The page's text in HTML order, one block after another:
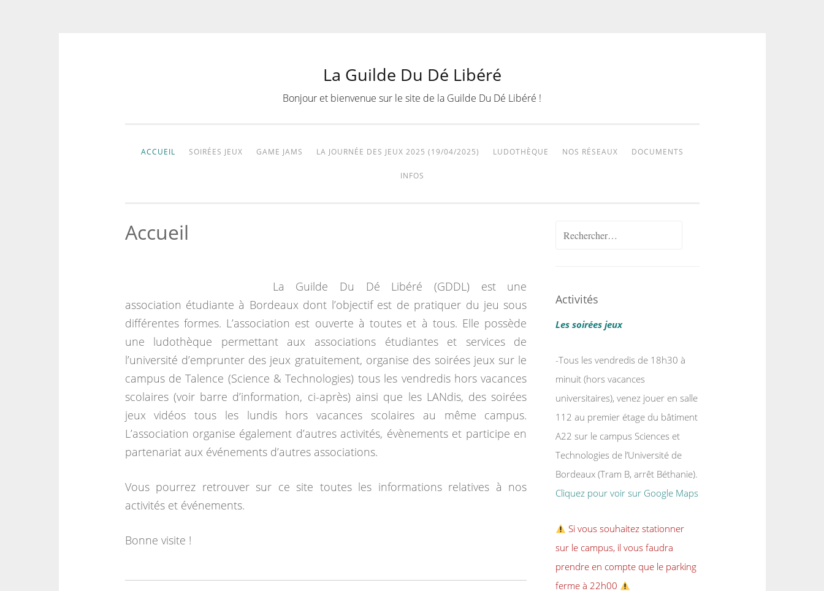
La Guilde Du Dé Libéré
Bonjour et bienvenue sur le site de la Guilde Du Dé Libéré !
ACCUEIL SOIRÉES JEUX GAME JAMS LA JOURNÉE DES JEUX 2025 (19/04/2025) LUDOTHÈQUE NOS RÉSEAUX DOCUMENTS
INFOS
Accueil
La Guilde Du Dé Libéré (GDDL) est une
association étudiante à Bordeaux dont l’objectif est de pratiquer du jeu sous
différentes formes. L’association est ouverte à toutes et à tous. Elle possède
une ludothèque permettant aux associations étudiantes et services de
l’université d’emprunter des jeux gratuitement, organise des soirées jeux sur le
campus de Talence (Science & Technologies) tous les vendredis hors vacances
scolaires (voir barre d’information, ci-après) ainsi que les LANdis, des soirées
jeux vidéos tous les lundis hors vacances scolaires au même campus.
L’association organise également d’autres activités, évènements et participe en
partenariat aux événements d’autres associations.
Vous pourrez retrouver sur ce site toutes les informations relatives à nos
activités et événements.
Bonne visite !
Rechercher :
Activités
Les soirées jeux
-Tous les vendredis de 18h30 à
minuit (hors vacances
universitaires), venez jouer en salle
112 au premier étage du bâtiment
A22 sur le campus Sciences et
Technologies de l’Université de
Bordeaux (Tram B, arrêt Béthanie).
Cliquez pour voir sur Google Maps
Si vous souhaitez stationner
sur le campus, il vous faudra
prendre en compte que le parking
ferme à 22h00